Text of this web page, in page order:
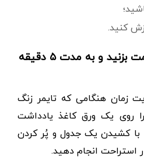
کنید.
۵. استراحت خود را علامت بزنید و به مدت ۵ دقیقه
زمان هنگامی که تایمر زنگ
روی یک ورق کاغذ یادداشت
با کشیدن یک جدول و پُر کردن
استراحت انجام دهید.